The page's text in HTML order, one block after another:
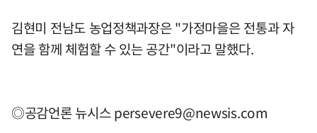
김현미 전남도 농업정책과장은 "가정마을은 전통과 자
연을 함께 체험할 수 있는 공간"이라고 말했다.
◎공감언론 뉴시스persevere9@newsis.com